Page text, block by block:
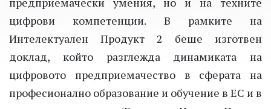
цифрови компетенции. В рамките на
Интелектуален Продукт 2 беше изготвен
доклад, който разглежда динамиката на
цифровото предприемачество в сферата на
професионално образование и обучение в ЕС и в